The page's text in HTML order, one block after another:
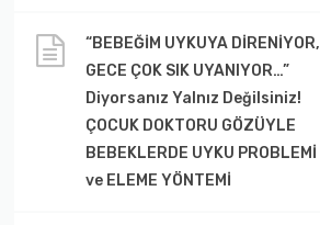
“BEBEĞİM UYKUYA DİRENİYOR,
GECE ÇOK SIK UYANIYOR…”
Diyorsanız Yalnız Değilsiniz!
ÇOCUK DOKTORU GÖZÜYLE
BEBEKLERDE UYKU PROBLEMİ
ve ELEME YÖNTEMİ